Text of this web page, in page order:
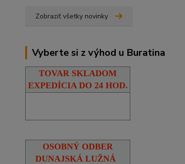
Zobraziť všetky novinky
Vyberte si z výhod u Buratina
TOVAR SKLADOM
EXPEDÍCIA DO 24 HOD.
OSOBNÝ ODBER
DUNAJSKÁ LUŽNÁ